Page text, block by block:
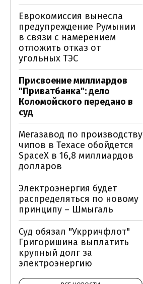
Еврокомиссия вынесла
предупреждение Румынии
в связи с намерением
отложить отказ от
угольных ТЭС
Присвоение миллиардов
"Приватбанка": дело
Коломойского передано в
суд
Мегазавод по производству
чипов в Техасе обойдется
SpaceX в 16,8 миллиардов
долларов
Электроэнергия будет
распределяться по новому
принципу – Шмыгаль
Суд обязал "Укрричфлот"
Григоришина выплатить
крупный долг за
электроэнергию